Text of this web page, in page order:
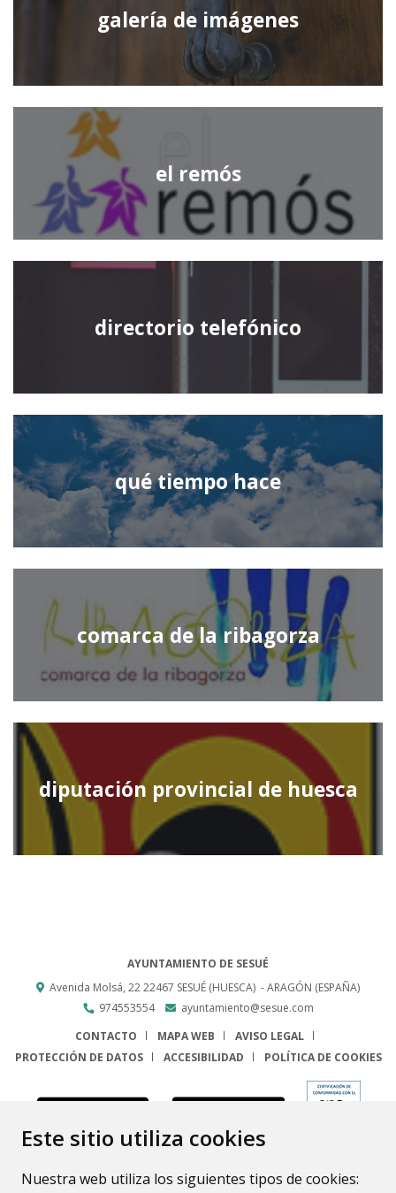
Este sitio utiliza cookies
Nuestra web utiliza los siguientes tipos de cookies:
galería de imágenes
el remós
directorio telefónico
qué tiempo hace
comarca de la ribagorza
diputación provincial de huesca
AYUNTAMIENTO DE SESUÉ
Avenida Molsá, 2222467 SESUÉ (HUESCA) - ARAGÓN (ESPAÑA)
974553554
ayuntamiento@sesue.com
CONTACTO
MAPA WEB
AVISO LEGAL
PROTECCIÓN DE DATOS
ACCESIBILIDAD POLÍTICA DE COOKIES